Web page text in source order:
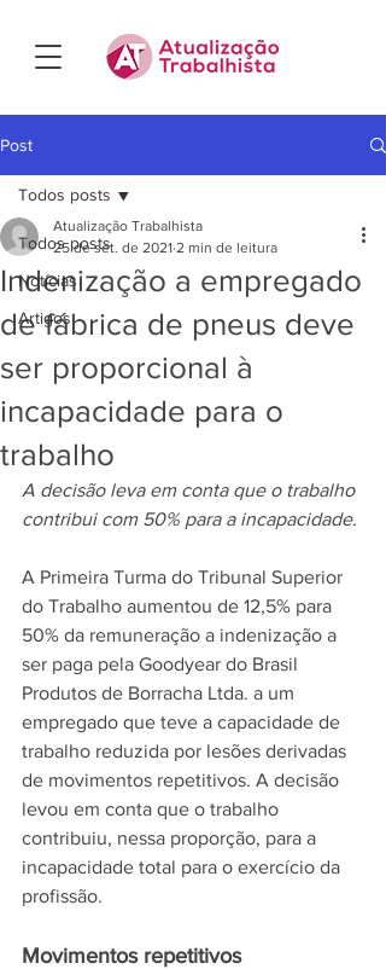
Post
Todos posts
Notícias
Artigos
Todos posts
Indenização a empregado
de fábrica de pneus deve
ser proporcional à
incapacidade para o
trabalho
Atualização Trabalhista
25 de set. de 2021 2 min de leitura
A decisão leva em conta que o trabalho
contribui com 50% para a incapacidade.
A Primeira Turma do Tribunal Superior
do Trabalho aumentou de 12,5% para
50% da remuneração a indenização a
ser paga pela Goodyear do Brasil
Produtos de Borracha Ltda. a um
empregado que teve a capacidade de
trabalho reduzida por lesões derivadas
de movimentos repetitivos. A decisão
levou em conta que o trabalho
contribuiu, nessa proporção, para a
incapacidade total para o exercício da
profissão.
Movimentos repetitivos